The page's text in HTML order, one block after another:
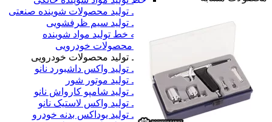
خط تولید محصولات شوینده صنعتی
خط تولید سیم ظرفشویی
همه خط تولید مواد شوینده
خط تولید محصولات خودرویی
خط تولید محصولات خودرویی
خط تولید واکس داشبورد نانو
خط تولید موتور شور
خط تولید شامپو کارواش نانو
خط تولید واکس لاستیک نانو
خط تولید یوداکس بدنه خودرو